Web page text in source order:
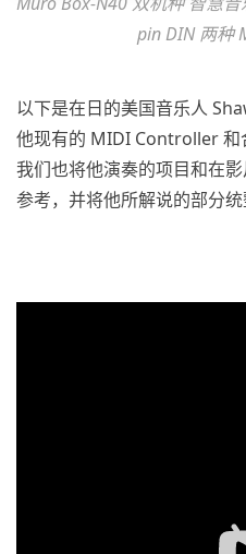
pin DIN 两种
以下是在日的美国音乐人
他现有的 MIDI Controller 和
我们也将他演奏的项目和在
参考，并将他所解说的部分统